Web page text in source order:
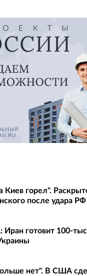
Киев горел".
после удара РФ
готовит 100-
нет". В США